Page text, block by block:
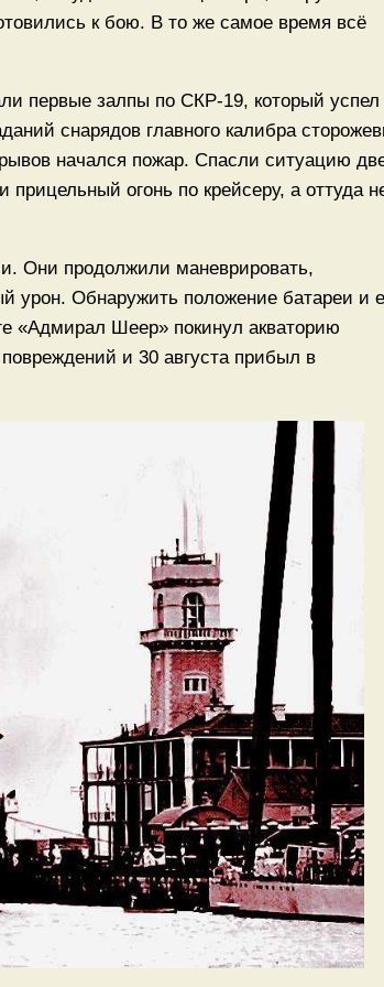
к бою. В то же самое время всё
первые залпы по СКР-19, который успел
снарядов главного калибра
начался пожар. Спасли ситуацию
огонь по крейсеру, а оттуда
Они продолжили маневрировать,
урон. Обнаружить положение батареи и
«Адмирал Шеер» покинул акваторию
и 30 августа прибыл в